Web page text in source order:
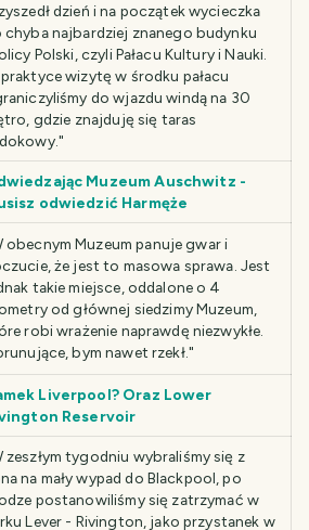
dzień i na początek wycieczka
chyba najbardziej znanego budynku
Polski, czyli Pałacu Kultury i Nauki.
wizytę w środku pałacu
do wjazdu windą na 30
gdzie znajduję się taras
Muzeum Auschwitz -
odwiedzić Harmęże
obecnym Muzeum panuje gwar i
że jest to masowa sprawa. Jest
takie miejsce, oddalone o 4
od głównej siedzimy Muzeum,
robi wrażenie naprawdę niezwykłe.
bym nawet rzekł."
Liverpool? Oraz Lower
Reservoir
zeszłym tygodniu wybraliśmy się z
na mały wypad do Blackpool, po
postanowiliśmy się zatrzymać w
Lever - Rivington, jako przystanek w